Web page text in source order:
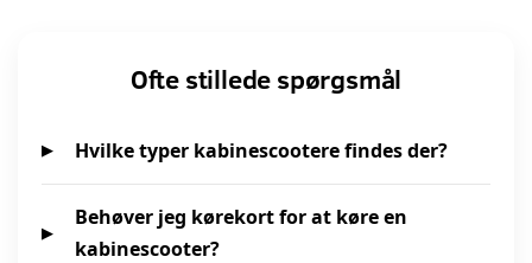
Ofte stillede spørgsmål
Hvilke typer kabinescootere findes der?
Behøver jeg kørekort for at køre en
kabinescooter?